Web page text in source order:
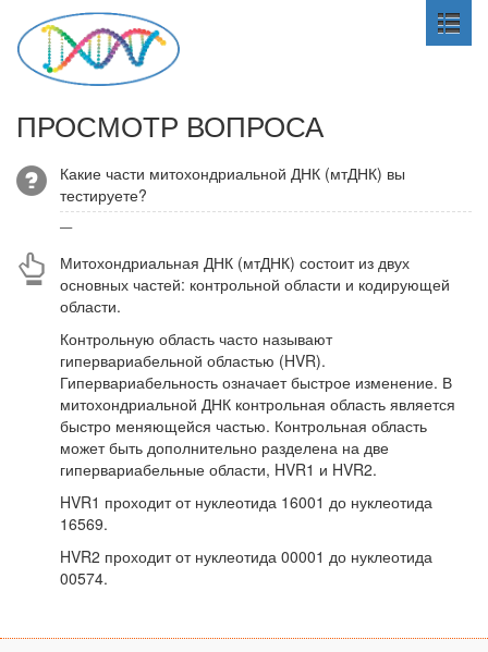
ПРОСМОТР ВОПРОСА
Какие части митохондриальной ДНК (мтДНК) вы
тестируете?
—
Митохондриальная ДНК (мтДНК) состоит из двух
основных частей: контрольной области и кодирующей
области.
Контрольную область часто называют
гипервариабельной областью (HVR).
Гипервариабельность означает быстрое изменение. В
митохондриальной ДНК контрольная область является
быстро меняющейся частью. Контрольная область
может быть дополнительно разделена на две
гипервариабельные области, HVR1 и HVR2.
HVR1 проходит от нуклеотида 16001 до нуклеотида
16569.
HVR2 проходит от нуклеотида 00001 до нуклеотида
00574.